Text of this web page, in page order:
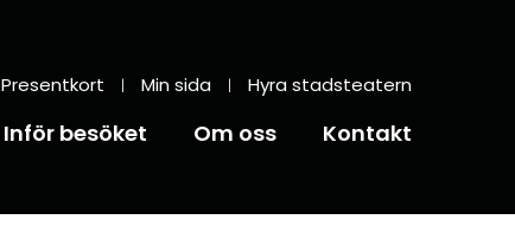
Presentkort Min sida Hyra stadsteatern
Inför besöket Om oss Kontakt